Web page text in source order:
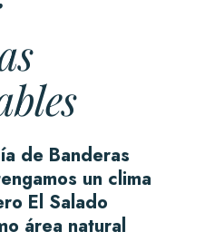
de Banderas
un clima
El Salado
área natural